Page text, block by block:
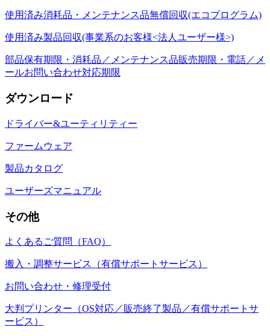
使用済み消耗品・メンテナンス品無償回収(エコプログラム)
使用済み製品回収(事業系のお客様<法人ユーザー様>)
部品保有期限・消耗品／メンテナンス品販売期限・電話／メ
ールお問い合わせ対応期限
ダウンロード
ドライバー&ユーティリティー
ファームウェア
製品カタログ
ユーザーズマニュアル
その他
よくあるご質問（FAQ）
搬入・調整サービス（有償サポートサービス）
お問い合わせ・修理受付
大判プリンター（OS対応／販売終了製品／有償サポートサ
ービス）